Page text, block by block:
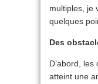
multiples, je
quelques
Des
D’abord,
atteint une